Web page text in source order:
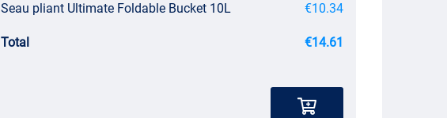
Seau pliant Ultimate Foldable Bucket 10L €10.34
Total €14.61